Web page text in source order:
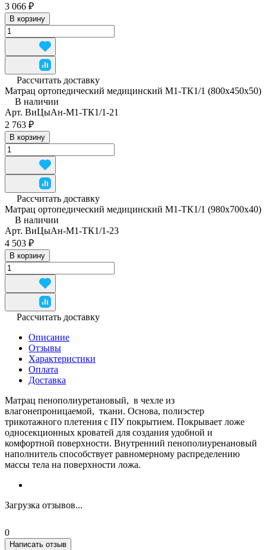
3 066 ₽
В корзину
Рассчитать доставку
Матрац ортопедический медицинский М1-ТК1/1 (800x450x50)
В наличии
Арт. ВиЦыАн-М1-ТК1/1-21
2 763 ₽
В корзину
Рассчитать доставку
Матрац ортопедический медицинский М1-ТК1/1 (980x700x40)
В наличии
Арт. ВиЦыАн-М1-ТК1/1-23
4 503 ₽
В корзину
Рассчитать доставку
Описание
Отзывы
Характеристики
Оплата
Доставка
Матрац пенополиуретановый, в чехле из
влагонепроницаемой, ткани. Основа, полиэстер
трикотажного плетения с ПУ покрытием. Покрывает ложе
односекционных кроватей для создания удобной и
комфортной поверхности. Внутренний пенополиуренановый
наполнитель способствует равномерному распределению
массы тела на поверхности ложа.
Загрузка отзывов...
0
Написать отзыв